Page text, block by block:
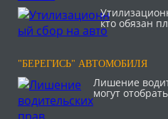
кто обязан
"БЕРЕГИСЬ" АВТОМОБИЛЯ
Лишение
могут